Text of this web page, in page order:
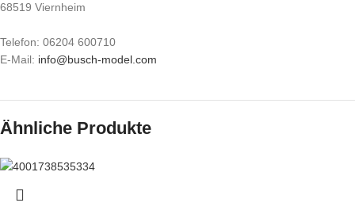
68519 Viernheim
Telefon: 06204 600710
E-Mail: info@busch-model.com
Ähnliche Produkte